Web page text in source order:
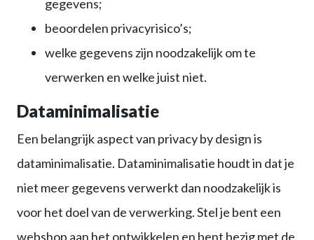
gegevens;
beoordelen privacyrisico’s;
welke gegevens zijn noodzakelijk om te
verwerken en welke juist niet.
Dataminimalisatie
Een belangrijk aspect van privacy by design is
dataminimalisatie. Dataminimalisatie houdt in dat je
niet meer gegevens verwerkt dan noodzakelijk is
voor het doel van de verwerking. Stel je bent een
webshop aan het ontwikkelen en bent bezig met de